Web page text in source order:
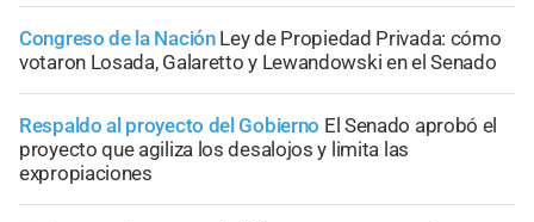
Congreso de la Nación Ley de Propiedad Privada: cómo
votaron Losada, Galaretto y Lewandowski en el Senado
Respaldo al proyecto del Gobierno El Senado aprobó el
proyecto que agiliza los desalojos y limita las
expropiaciones